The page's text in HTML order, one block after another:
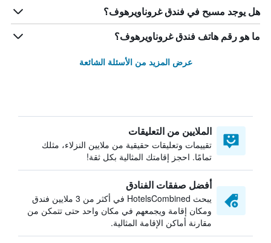
هل يوجد مسبح في فندق غروناويرهوف؟
ما هو رقم هاتف فندق غروناويرهوف؟
عرض المزيد من الأسئلة الشائعة
الملايين من التعليقات
تقييمات وتعليقات حقيقية من ملايين النزلاء، مثلك
تمامًا. احجز إقامتك المثالية بكل ثقة!
أفضل صفقات الفنادق
يبحث HotelsCombined في أكثر من 3 ملايين فندق
ومكان إقامة ويجمعهم في مكان واحد حتى تتمكن من
مقارنة أماكن الإقامة المثالية.